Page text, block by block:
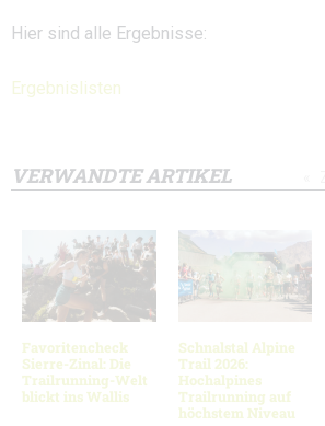
Hier sind alle Ergebnisse:
Ergebnislisten
VERWANDTE ARTIKEL
Favoritencheck
Sierre-Zinal: Die
Trailrunning-Welt
blickt ins Wallis
Schnalstal Alpine
Trail 2026:
Hochalpines
Trailrunning auf
höchstem Niveau